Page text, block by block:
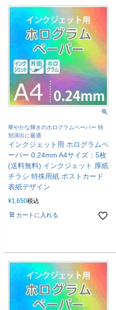
華やかな輝きのホログラムペーパー 特
別演出に最適
インクジェット用 ホログラムペ
ーパー 0.24mm A4サイズ：5枚
(送料無料) インクジェット 厚紙
チラシ 特殊用紙 ポストカード
表紙デザイン
¥1,650税込
カートに入れる